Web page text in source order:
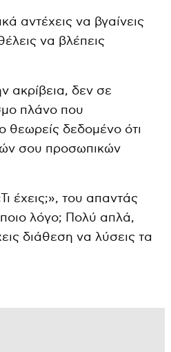
αντέχεις να βγαίνεις
να βλέπεις
ακρίβεια, δεν σε
πλάνο που
θεωρείς δεδομένο ότι
σου προσωπικών
έχεις;», του απαντάς
λόγο; Πολύ απλά,
διάθεση να λύσεις τα